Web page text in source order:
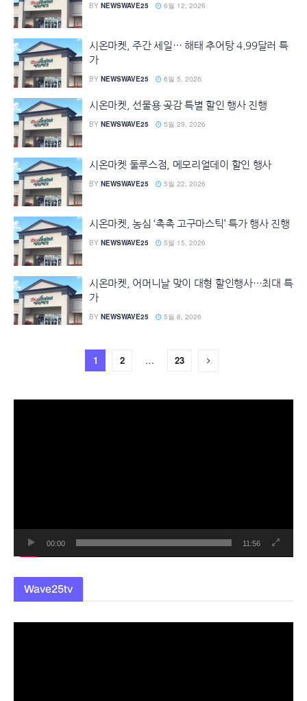
BY NEWSWAVE25 6월 12, 2026
시온마켓, 주간 세일… 해태 추어탕 4.99달러 특
가
BY NEWSWAVE25 6월 5, 2026
시온마켓, 선물용 곶감 특별 할인 행사 진행
BY NEWSWAVE25 5월 29, 2026
시온마켓 둘루스점, 메모리얼데이 할인 행사
BY NEWSWAVE25 5월 22, 2026
시온마켓, 농심 ‘촉촉 고구마스틱’ 특가 행사 진행
BY NEWSWAVE25 5월 15, 2026
시온마켓, 어머니날 맞이 대형 할인행사…최대 특
가
BY NEWSWAVE25 5월 8, 2026
1 2 … 23
00:00 11:56
Wave25tv